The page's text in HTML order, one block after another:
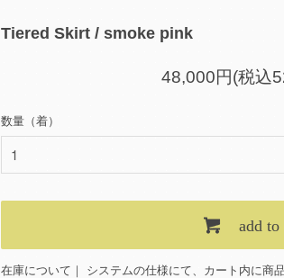
Tiered Skirt / smoke pink
48,000円(税込
数量（着）
add to
在庫について｜ システムの仕様にて、カート内に商